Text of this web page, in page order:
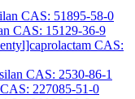
CAS: 51895-58-0
CAS: 15129-36-9
CAS:
CAS: 2530-86-1
227085-51-0